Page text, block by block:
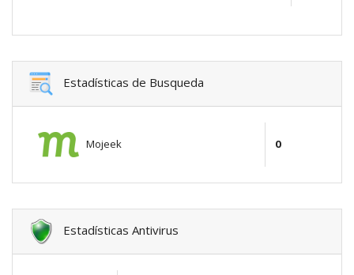
Estadísticas de Busqueda
Mojeek 0
Estadísticas Antivirus